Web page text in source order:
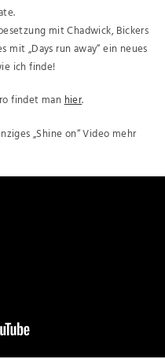
mit Chadwick, Bickers
mit „Days run away“ ein neues
ich finde!
findet manhier.
„Shine on“ Video mehr